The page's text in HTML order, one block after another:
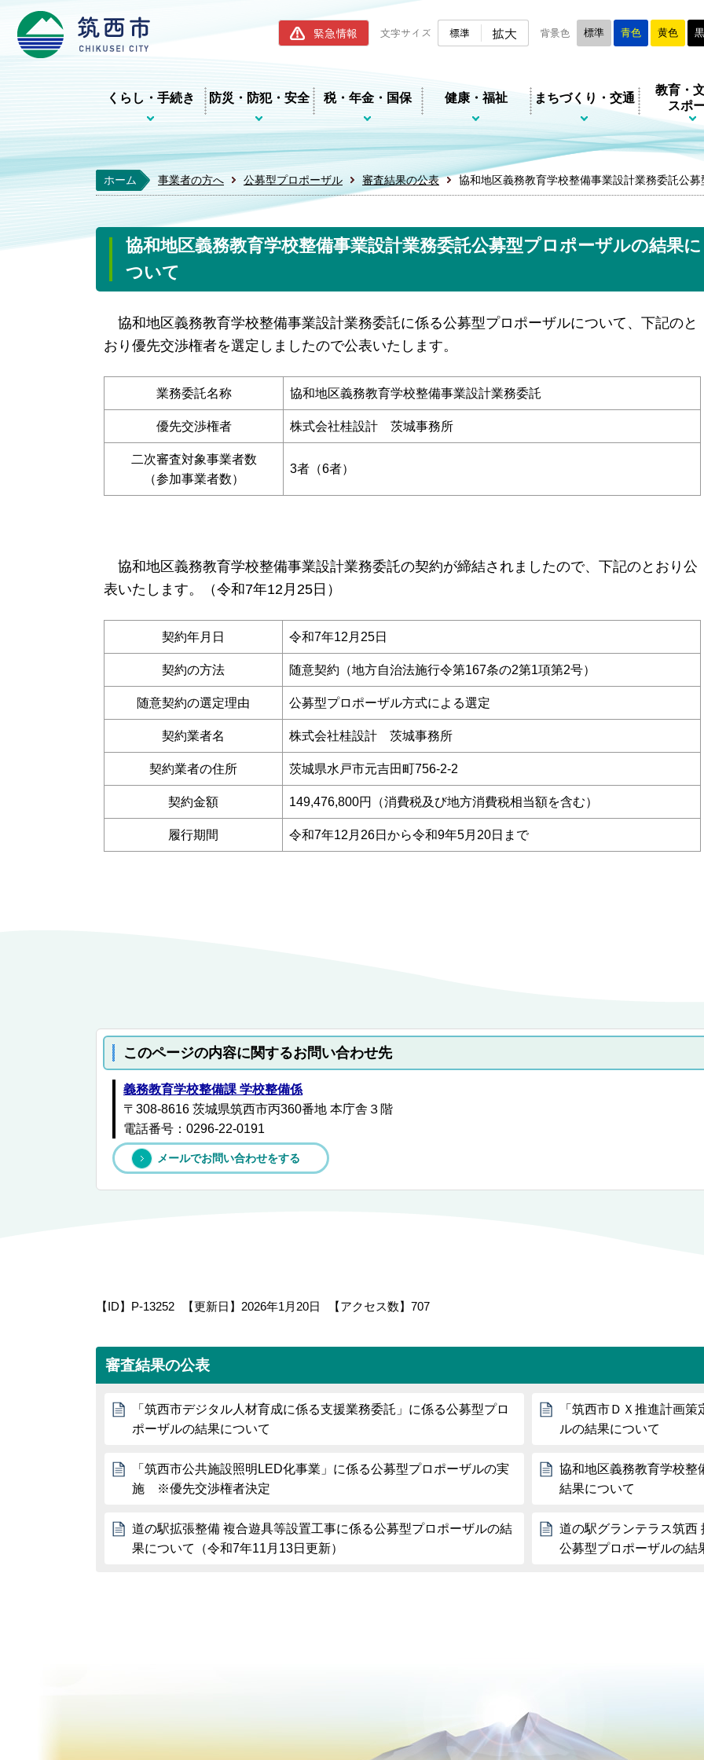
筑西市ホームページ
緊急情報 文字サイズ 標準 拡大 背景色 標準 青色 黄色
くらし・手続き 防災・防犯・安全 税・年金・国保 健康・福祉 まちづくり・交通
教育・
スポ
ホーム 事業者の方へ 公募型プロポーザル 審査結果の公表 協和地区義務教育学校整備事業設計業務委託公
協和地区義務教育学校整備事業設計業務委託公募型プロポーザルの結果に
ついて
協和地区義務教育学校整備事業設計業務委託に係る公募型プロポーザルについて、下記のと
おり優先交渉権者を選定しましたので公表いたします。
業務委託名称 協和地区義務教育学校整備事業設計業務委託
優先交渉権者 株式会社桂設計 茨城事務所
二次審査対象事業者数
（参加事業者数）
3者（6者）
協和地区義務教育学校整備事業設計業務委託の契約が締結されましたので、下記のとおり公
表いたします。（令和7年12月25日）
契約年月日 令和7年12月25日
契約の方法 随意契約（地方自治法施行令第167条の2第1項第2号）
随意契約の選定理由 公募型プロポーザル方式による選定
契約業者名 株式会社桂設計 茨城事務所
契約業者の住所 茨城県水戸市元吉田町756-2-2
契約金額 149,476,800円（消費税及び地方消費税相当額を含む）
履行期間 令和7年12月26日から令和9年5月20日まで
このページの内容に関するお問い合わせ先
義務教育学校整備課 学校整備係
〒308-8616 茨城県筑西市丙360番地 本庁舎３階
電話番号：0296-22-0191
メールでお問い合わせをする
【ID】 P-13252 【更新日】 2026年1月20日 【アクセス数】 707
審査結果の公表
「筑西市デジタル人材育成に係る支援業務委託」に係る公募型プロ
ポーザルの結果について
「筑西市ＤＸ推進計画
ルの結果について
「筑西市公共施設照明LED化事業」に係る公募型プロポーザルの実
施 ※優先交渉権者決定
協和地区義務教育学校整
結果について
道の駅拡張整備 複合遊具等設置工事に係る公募型プロポーザルの結
果について（令和7年11月13日更新）
道の駅グランテラス筑西
公募型プロポーザルの結